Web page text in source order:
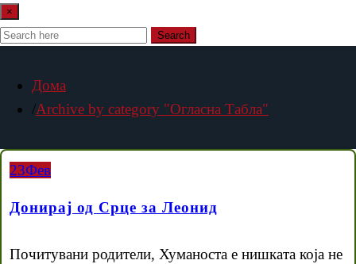
×
Search
Дома
Archive by category "Огласна Табла"
23Фев
Донирај од Срце за Леонид
Почитувани родители, Хуманоста е нишката која не